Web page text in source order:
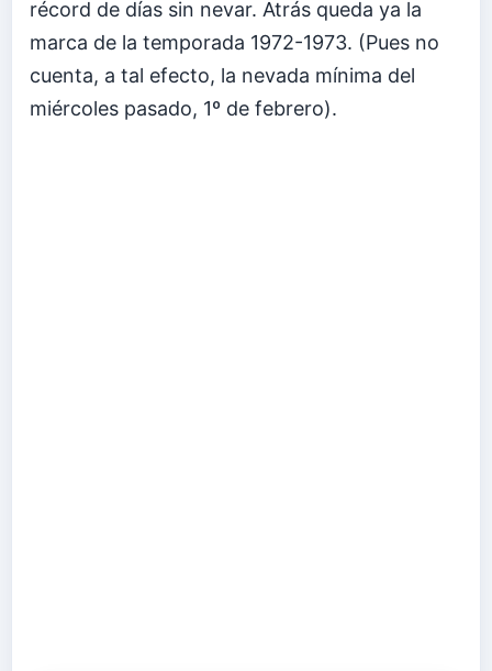
récord de días sin nevar. Atrás queda ya la
marca de la temporada 1972-1973. (Pues no
cuenta, a tal efecto, la nevada mínima del
miércoles pasado, 1º de febrero).